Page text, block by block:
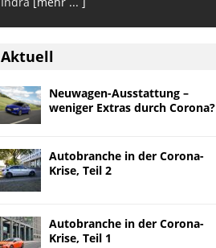
Aktuell
Neuwagen-Ausstattung –
weniger Extras durch Corona?
Autobranche in der Corona-
Krise, Teil 2
Autobranche in der Corona-
Krise, Teil 1